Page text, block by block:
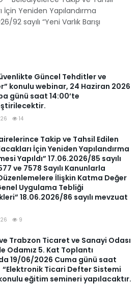
Yeniden Yapılandırma
sayılı “Yeni Varlık Barışı
Güncel Tehditler ve
konulu webinar, 24 Haziran 2026
günü saat 14:00’te
14
Takip ve Tahsil Edilen
İçin Yeniden Yapılandırma
Yapıldı” 17.06.2026/85 sayılı
ve 7578 Sayılı Kanunlarla
İlişkin Katma Değer
Uygulama Tebliği
18.06.2026/86 sayılı mevzuat
9
Trabzon Ticaret ve Sanayi Odası
Odamız 5. Kat Toplantı
19/06/2026 Cuma günü saat
“Elektronik Ticari Defter Sistemi
eğitim semineri yapılacaktır.